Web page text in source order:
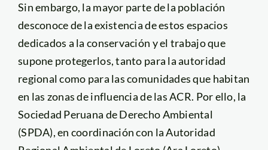
Sin embargo, la mayor parte de la población
desconoce de la existencia de estos espacios
dedicados a la conservación y el trabajo que
supone protegerlos, tanto para la autoridad
regional como para las comunidades que habitan
en las zonas de influencia de las ACR. Por ello, la
Sociedad Peruana de Derecho Ambiental
(SPDA), en coordinación con la Autoridad